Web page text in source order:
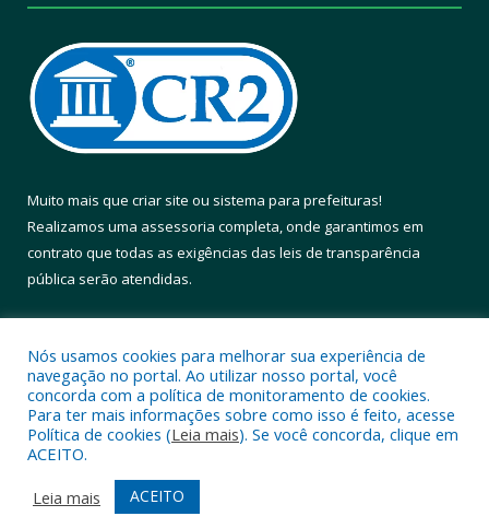
Muito mais que criar site ou sistema para prefeituras!
Realizamos uma assessoria completa, onde garantimos em
contrato que todas as exigências das leis de transparência
pública serão atendidas.
Todos os direitos reservados a Prefeitura Municipal de Altamira.
Mapa do Site
Acessar Área Administrativa
Acessar Webmail
Nós usamos cookies para melhorar sua experiência de
navegação no portal. Ao utilizar nosso portal, você
concorda com a política de monitoramento de cookies.
Para ter mais informações sobre como isso é feito, acesse
Política de cookies (Leia mais). Se você concorda, clique em
ACEITO.
Leia mais
ACEITO